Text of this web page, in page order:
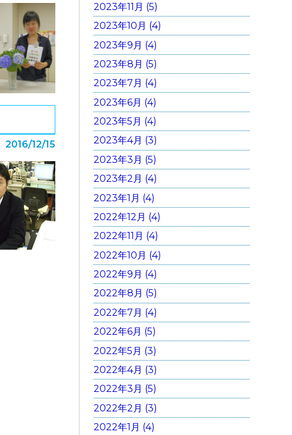
2016/12/15
2023年11月 (5)
2023年10月 (4)
2023年9月 (4)
2023年8月 (5)
2023年7月 (4)
2023年6月 (4)
2023年5月 (4)
2023年4月 (3)
2023年3月 (5)
2023年2月 (4)
2023年1月 (4)
2022年12月 (4)
2022年11月 (4)
2022年10月 (4)
2022年9月 (4)
2022年8月 (5)
2022年7月 (4)
2022年6月 (5)
2022年5月 (3)
2022年4月 (3)
2022年3月 (5)
2022年2月 (3)
2022年1月 (4)